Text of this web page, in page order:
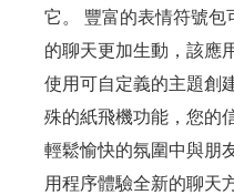
它。 豐富的表情符號包
的聊天更加生動，該應
使用可自定義的主題創
殊的紙飛機功能，您的
輕鬆愉快的氛圍中與朋
用程序體驗全新的聊天